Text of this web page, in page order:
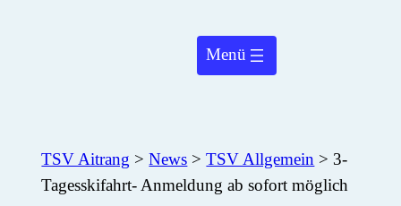
TSV Aitrang >News >TSV Allgemein > 3-
Tagesskifahrt- Anmeldung ab sofort möglich